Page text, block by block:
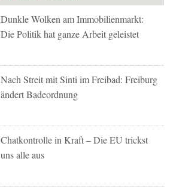
Dunkle Wolken am Immobilienmarkt:
Die Politik hat ganze Arbeit geleistet
Nach Streit mit Sinti im Freibad: Freiburg
ändert Badeordnung
Chatkontrolle in Kraft – Die EU trickst
uns alle aus